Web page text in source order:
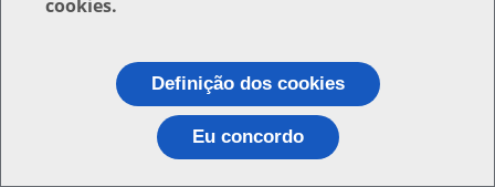
cookies.